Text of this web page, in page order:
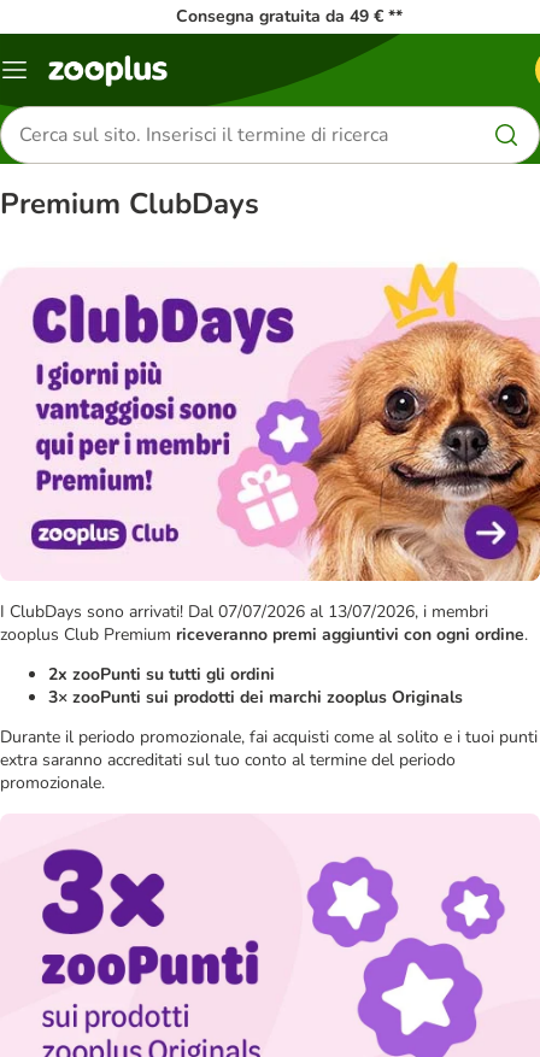
Consegna gratuita da 49 € **
Overview
Cerca
prodotti
Premium ClubDays
I ClubDays sono arrivati! Dal 07/07/2026 al 13/07/2026, i membri
zooplus Club Premium riceveranno premi aggiuntivi con ogni ordine.
2x zooPunti su tutti gli ordini
3× zooPunti sui prodotti dei marchi zooplus Originals
Durante il periodo promozionale, fai acquisti come al solito e i tuoi punti
extra saranno accreditati sul tuo conto al termine del periodo
promozionale.